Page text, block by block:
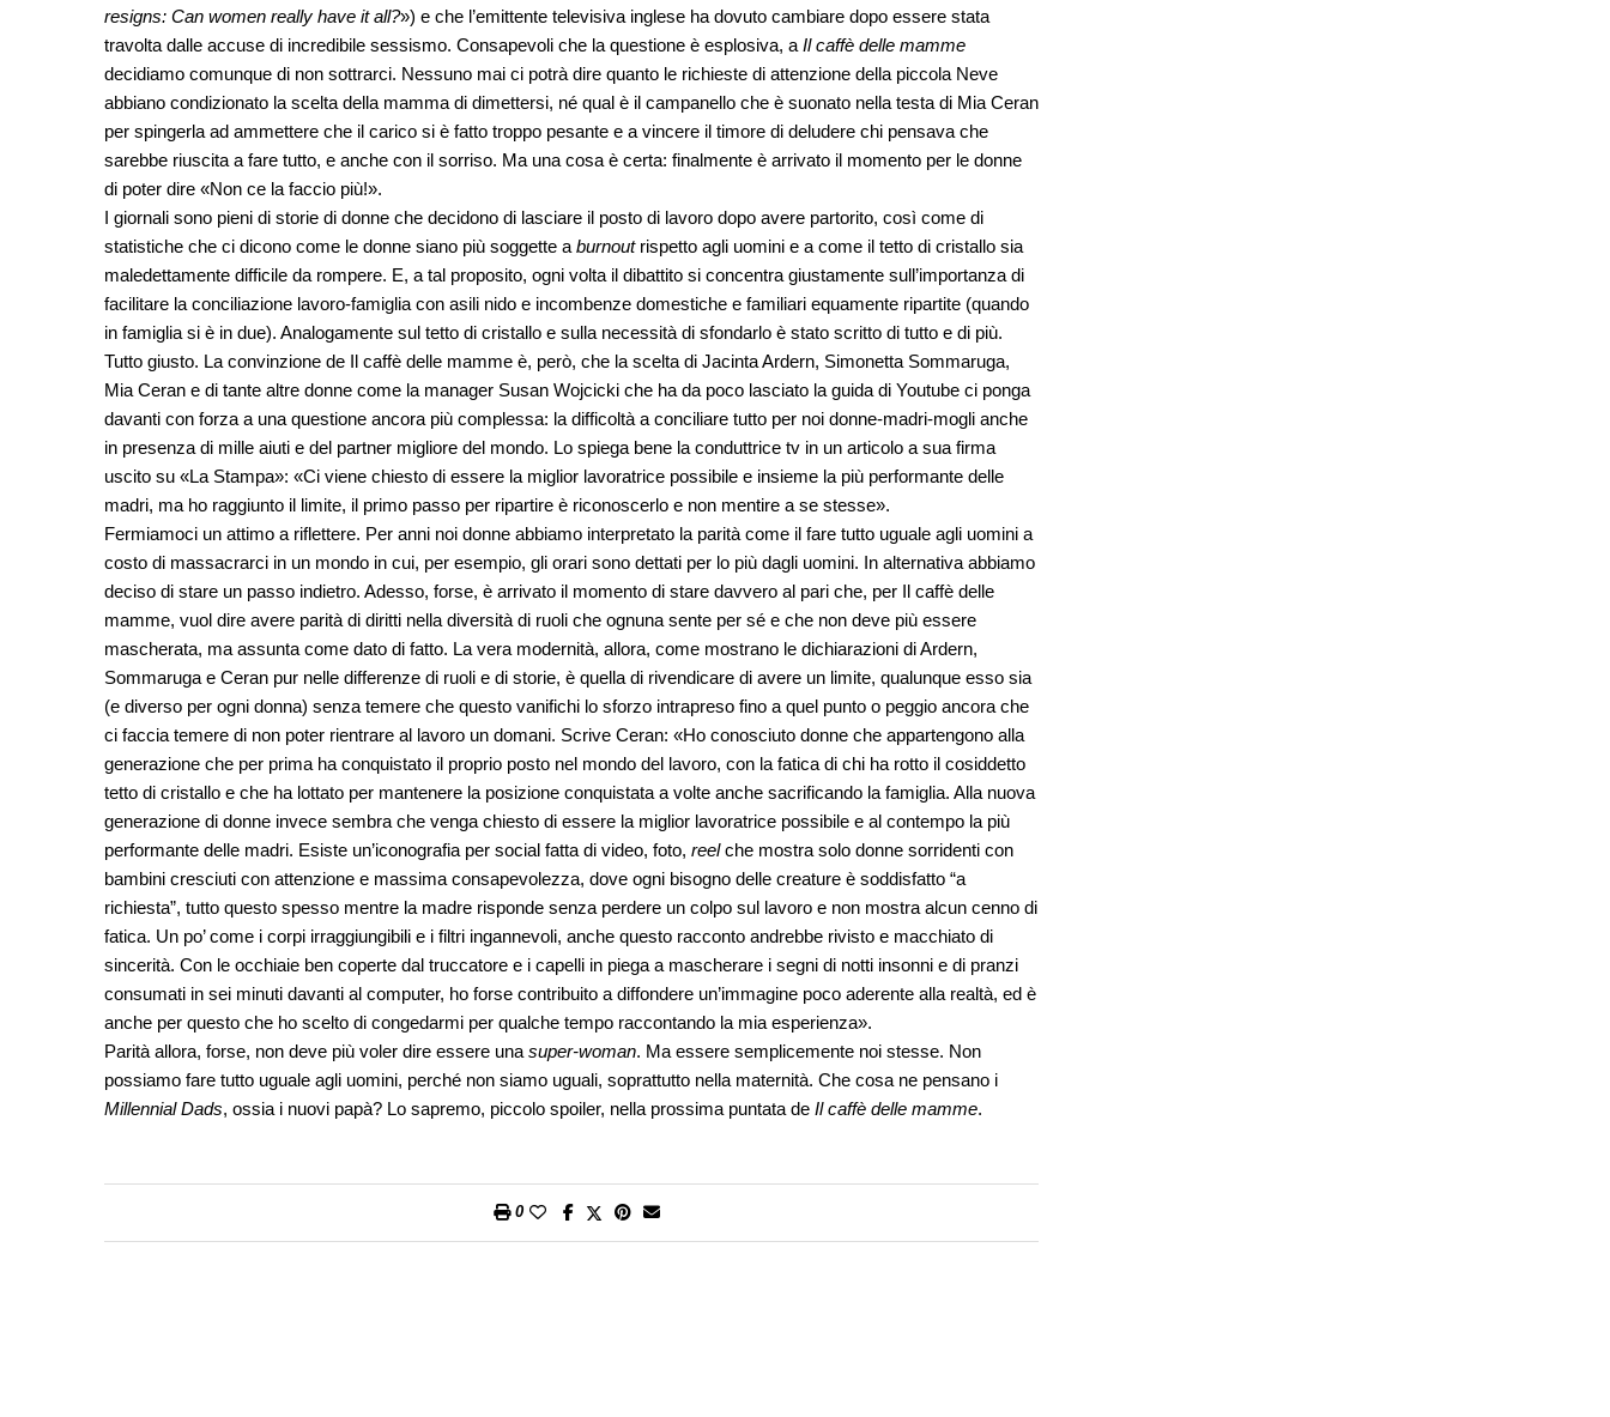
resigns: Can women really have it all?») e che l’emittente televisiva inglese ha dovuto cambiare dopo essere stata
travolta dalle accuse di incredibile sessismo. Consapevoli che la questione è esplosiva, a Il caffè delle mamme
decidiamo comunque di non sottrarci. Nessuno mai ci potrà dire quanto le richieste di attenzione della piccola Neve
abbiano condizionato la scelta della mamma di dimettersi, né qual è il campanello che è suonato nella testa di Mia Ceran
per spingerla ad ammettere che il carico si è fatto troppo pesante e a vincere il timore di deludere chi pensava che
sarebbe riuscita a fare tutto, e anche con il sorriso. Ma una cosa è certa: finalmente è arrivato il momento per le donne
di poter dire «Non ce la faccio più!».
I giornali sono pieni di storie di donne che decidono di lasciare il posto di lavoro dopo avere partorito, così come di
statistiche che ci dicono come le donne siano più soggette a burnout rispetto agli uomini e a come il tetto di cristallo sia
maledettamente difficile da rompere. E, a tal proposito, ogni volta il dibattito si concentra giustamente sull’importanza di
facilitare la conciliazione lavoro-famiglia con asili nido e incombenze domestiche e familiari equamente ripartite (quando
in famiglia si è in due). Analogamente sul tetto di cristallo e sulla necessità di sfondarlo è stato scritto di tutto e di più.
Tutto giusto. La convinzione de Il caffè delle mamme è, però, che la scelta di Jacinta Ardern, Simonetta Sommaruga,
Mia Ceran e di tante altre donne come la manager Susan Wojcicki che ha da poco lasciato la guida di Youtube ci ponga
davanti con forza a una questione ancora più complessa: la difficoltà a conciliare tutto per noi donne-madri-mogli anche
in presenza di mille aiuti e del partner migliore del mondo. Lo spiega bene la conduttrice tv in un articolo a sua firma
uscito su «La Stampa»: «Ci viene chiesto di essere la miglior lavoratrice possibile e insieme la più performante delle
madri, ma ho raggiunto il limite, il primo passo per ripartire è riconoscerlo e non mentire a se stesse».
Fermiamoci un attimo a riflettere. Per anni noi donne abbiamo interpretato la parità come il fare tutto uguale agli uomini a
costo di massacrarci in un mondo in cui, per esempio, gli orari sono dettati per lo più dagli uomini. In alternativa abbiamo
deciso di stare un passo indietro. Adesso, forse, è arrivato il momento di stare davvero al pari che, per Il caffè delle
mamme, vuol dire avere parità di diritti nella diversità di ruoli che ognuna sente per sé e che non deve più essere
mascherata, ma assunta come dato di fatto. La vera modernità, allora, come mostrano le dichiarazioni di Ardern,
Sommaruga e Ceran pur nelle differenze di ruoli e di storie, è quella di rivendicare di avere un limite, qualunque esso sia
(e diverso per ogni donna) senza temere che questo vanifichi lo sforzo intrapreso fino a quel punto o peggio ancora che
ci faccia temere di non poter rientrare al lavoro un domani. Scrive Ceran: «Ho conosciuto donne che appartengono alla
generazione che per prima ha conquistato il proprio posto nel mondo del lavoro, con la fatica di chi ha rotto il cosiddetto
tetto di cristallo e che ha lottato per mantenere la posizione conquistata a volte anche sacrificando la famiglia. Alla nuova
generazione di donne invece sembra che venga chiesto di essere la miglior lavoratrice possibile e al contempo la più
performante delle madri. Esiste un’iconografia per social fatta di video, foto, reelche mostra solo donne sorridenti con
bambini cresciuti con attenzione e massima consapevolezza, dove ogni bisogno delle creature è soddisfatto “a
richiesta”, tutto questo spesso mentre la madre risponde senza perdere un colpo sul lavoro e non mostra alcun cenno di
fatica. Un po’ come i corpi irraggiungibili e i filtri ingannevoli, anche questo racconto andrebbe rivisto e macchiato di
sincerità. Con le occhiaie ben coperte dal truccatore e i capelli in piega a mascherare i segni di notti insonni e di pranzi
consumati in sei minuti davanti al computer, ho forse contribuito a diffondere un’immagine poco aderente alla realtà, ed è
anche per questo che ho scelto di congedarmi per qualche tempo raccontando la mia esperienza».
Parità allora, forse, non deve più voler dire essere una super-woman. Ma essere semplicemente noi stesse. Non
possiamo fare tutto uguale agli uomini, perché non siamo uguali, soprattutto nella maternità. Che cosa ne pensano i
Millennial Dads, ossia i nuovi papà? Lo sapremo, piccolo spoiler, nella prossima puntata de Il caffè delle mamme.
0